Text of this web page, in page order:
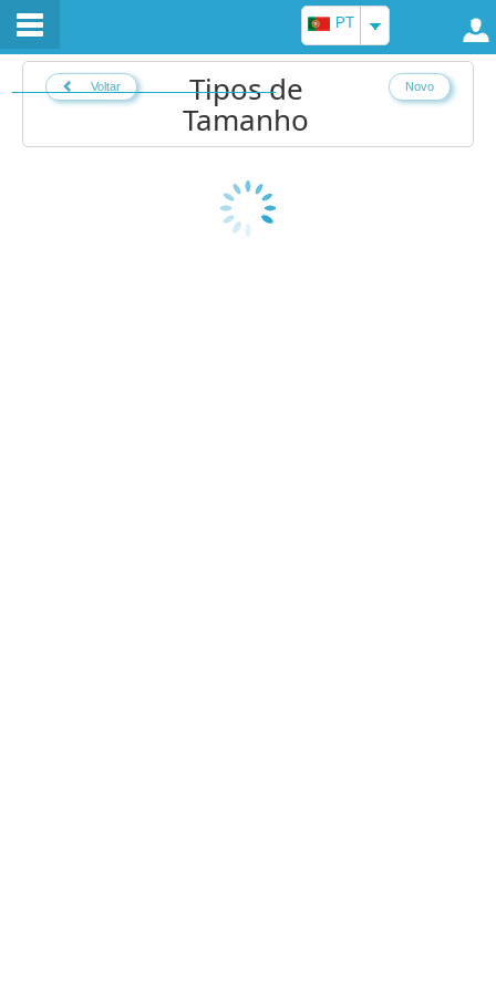
PT
Voltar Tipos de
Tamanho
Novo